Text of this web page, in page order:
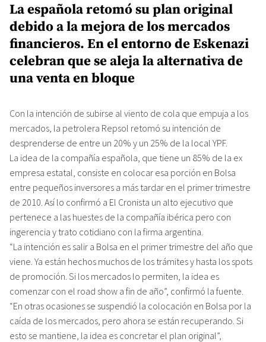
La española retomó su plan original
debido a la mejora de los mercados
financieros. En el entorno de Eskenazi
celebran que se aleja la alternativa de
una venta en bloque
Con la intención de subirse al viento de cola que empuja a los
mercados, la petrolera Repsol retomó su intención de
desprenderse de entre un 20% y un 25% de la local YPF.
La idea de la compañía española, que tiene un 85% de la ex
empresa estatal, consiste en colocar esa porción en Bolsa
entre pequeños inversores a más tardar en el primer trimestre
de 2010. Así lo confirmó a El Cronista un alto ejecutivo que
pertenece a las huestes de la compañía ibérica pero con
ingerencia y trato cotidiano con la firma argentina.
“La intención es salir a Bolsa en el primer trimestre del año que
viene. Ya están hechos muchos de los trámites y hasta los spots
de promoción. Si los mercados lo permiten, la idea es
comenzar con el road show a fin de año”, confirmó la fuente.
“En otras ocasiones se suspendió la colocación en Bolsa por la
caída de los mercados, pero ahora se están recuperando. Si
esto se mantiene, la idea es concretar el plan original”,